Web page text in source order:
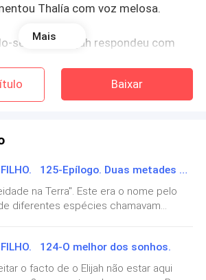
Thalía com voz melosa.
se usado, Elijah respondeu com
aos sujos e desprezíveis bruxos, e
de vingança, Thalía deu dois
levantou a mão para o céu
olhos fixos na matilha que se
cabelo se agitava como se
por um vento invisível e
Mais
Baixar
ALPA, TEMOS UM FILHO. 125-Epílogo. Duas metades perfeitas.
na Terra". Este era o nome pelo
diferentes espécies chamavam
concebidas pela união de duas
las viver, porque essas crianças
FILHO. 124-O melhor dos sonhos.
o facto de o Elijah não estar aqui